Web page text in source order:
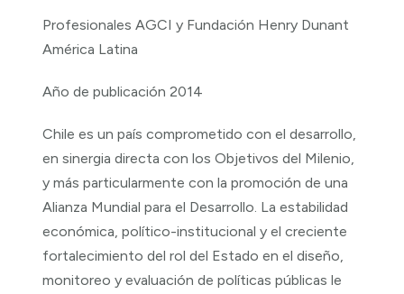
Profesionales AGCI y Fundación Henry Dunant
América Latina
Año de publicación 2014
Chile es un país comprometido con el desarrollo,
en sinergia directa con los Objetivos del Milenio,
y más particularmente con la promoción de una
Alianza Mundial para el Desarrollo. La estabilidad
económica, político-institucional y el creciente
fortalecimiento del rol del Estado en el diseño,
monitoreo y evaluación de políticas públicas le